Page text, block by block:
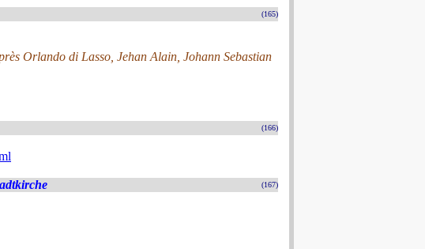
(165)
Orlando di Lasso, Jehan Alain, Johann Sebastian
(166)
(167)